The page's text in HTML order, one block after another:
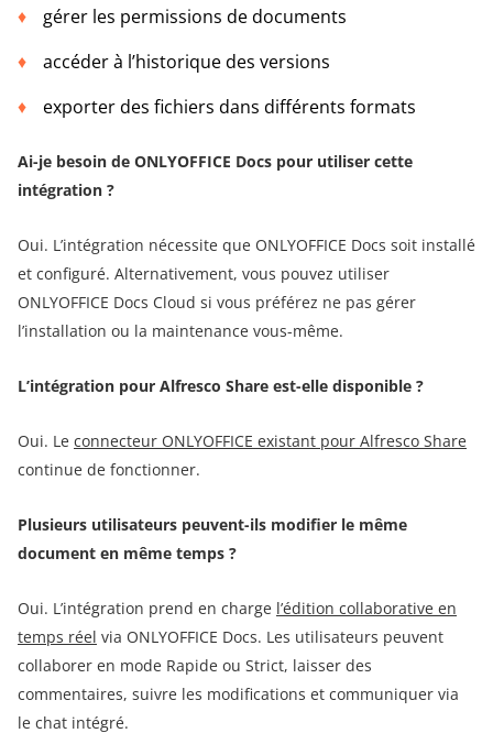
gérer les permissions de documents
accéder à l’historique des versions
exporter des fichiers dans différents formats
Ai-je besoin de ONLYOFFICE Docs pour utiliser cette
intégration ?
Oui. L’intégration nécessite que ONLYOFFICE Docs soit installé
et configuré. Alternativement, vous pouvez utiliser
ONLYOFFICE Docs Cloud si vous préférez ne pas gérer
l’installation ou la maintenance vous-même.
L’intégration pour Alfresco Share est-elle disponible ?
Oui. Le connecteur ONLYOFFICE existant pour Alfresco Share
continue de fonctionner.
Plusieurs utilisateurs peuvent-ils modifier le même
document en même temps ?
Oui. L’intégration prend en charge l’édition collaborative en
temps réel via ONLYOFFICE Docs. Les utilisateurs peuvent
collaborer en mode Rapide ou Strict, laisser des
commentaires, suivre les modifications et communiquer via
le chat intégré.